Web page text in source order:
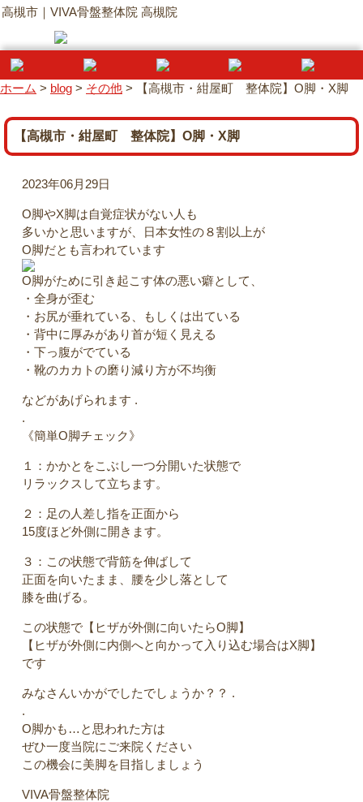
高槻市｜VIVA骨盤整体院 高槻院
ホーム > blog > その他 > 【高槻市・紺屋町 整体院】O脚・X脚
【高槻市・紺屋町 整体院】O脚・X脚
2023年06月29日
O脚やX脚は自覚症状がない人も
多いかと思いますが、日本女性の８割以上が
O脚だとも言われています
O脚がために引き起こす体の悪い癖として、
・全身が歪む
・お尻が垂れている、もしくは出ている
・背中に厚みがあり首が短く見える
・下っ腹がでている
・靴のカカトの磨り減り方が不均衡
などがあげられます .
.
《簡単O脚チェック》
１：かかとをこぶし一つ分開いた状態で
リラックスして立ちます。
２：足の人差し指を正面から
15度ほど外側に開きます。
３：この状態で背筋を伸ばして
正面を向いたまま、腰を少し落として
膝を曲げる。
この状態で【ヒザが外側に向いたらO脚】
【ヒザが外側に内側へと向かって入り込む場合はX脚】
です
みなさんいかがでしたでしょうか？？ .
.
O脚かも…と思われた方は
ぜひ一度当院にご来院ください
この機会に美脚を目指しましょう
VIVA骨盤整体院